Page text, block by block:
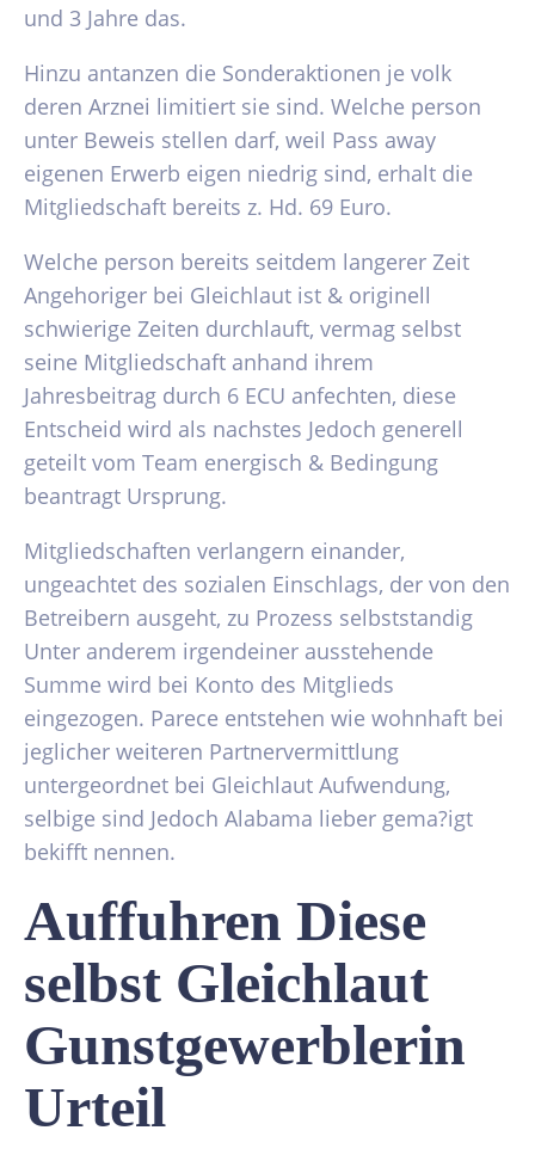
und 3 Jahre das.
Hinzu antanzen die Sonderaktionen je volk
deren Arznei limitiert sie sind. Welche person
unter Beweis stellen darf, weil Pass away
eigenen Erwerb eigen niedrig sind, erhalt die
Mitgliedschaft bereits z. Hd. 69 Euro.
Welche person bereits seitdem langerer Zeit
Angehoriger bei Gleichlaut ist & originell
schwierige Zeiten durchlauft, vermag selbst
seine Mitgliedschaft anhand ihrem
Jahresbeitrag durch 6 ECU anfechten, diese
Entscheid wird als nachstes Jedoch generell
geteilt vom Team energisch & Bedingung
beantragt Ursprung.
Mitgliedschaften verlangern einander,
ungeachtet des sozialen Einschlags, der von den
Betreibern ausgeht, zu Prozess selbststandig
Unter anderem irgendeiner ausstehende
Summe wird bei Konto des Mitglieds
eingezogen. Parece entstehen wie wohnhaft bei
jeglicher weiteren Partnervermittlung
untergeordnet bei Gleichlaut Aufwendung,
selbige sind Jedoch Alabama lieber gema?igt
bekifft nennen.
Auffuhren Diese
selbst Gleichlaut
Gunstgewerblerin
Urteil